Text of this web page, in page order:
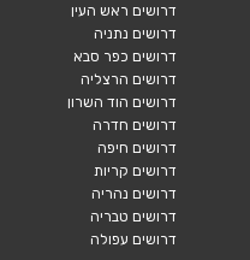
דרושים ראש העין
דרושים נתניה
דרושים כפר סבא
דרושים הרצליה
דרושים הוד השרון
דרושים חדרה
דרושים חיפה
דרושים קריות
דרושים נהריה
דרושים טבריה
דרושים עפולה